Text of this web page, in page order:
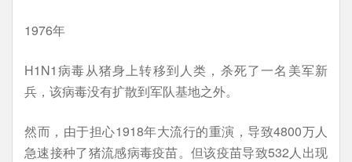
1976年
H1N1病毒从猪身上转移到人类，杀死了一名美军新
兵，该病毒没有扩散到军队基地之外。
然而，由于担心1918年大流行的重演，导致4800万人
急速接种了猪流感病毒疫苗。但该疫苗导致532人出现